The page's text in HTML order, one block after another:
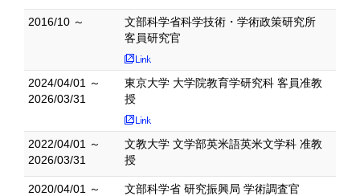
2016/10 ～
文部科学省科学技術・学術政策研究所
客員研究官
2024/04/01 ～
2026/03/31
東京大学 大学院教育学研究科 客員准教
授
2022/04/01 ～
2026/03/31
文教大学 文学部英米語英米文学科 准教
授
2020/04/01 ～
文部科学省 研究振興局 学術調査官